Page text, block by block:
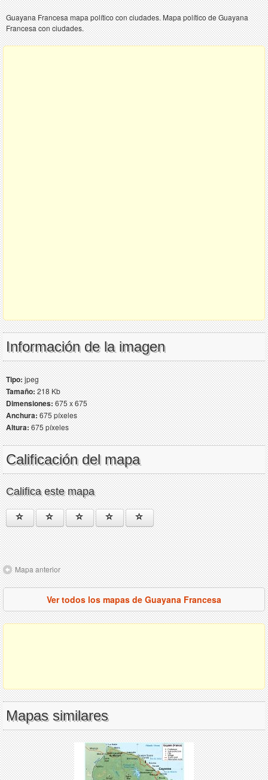
Guayana Francesa mapa político con ciudades. Mapa político de Guayana
Francesa con ciudades.
Información de la imagen
Tipo:jpeg
Tamaño:218 Kb
Dimensiones:675 x 675
Anchura:675 píxeles
Altura:675 píxeles
Calificación del mapa
Califica este mapa
Mapa anterior
Ver todos los mapas de Guayana Francesa
Mapas similares